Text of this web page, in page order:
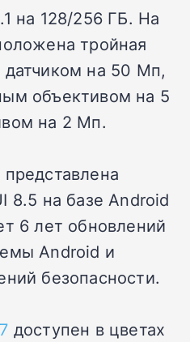
на 128/256 ГБ. На
тройная
на 50 Мп,
объективом на 5
на 2 Мп.
8.5 на базе Android
6 лет обновлений
Android и
безопасности.
доступен в цветах